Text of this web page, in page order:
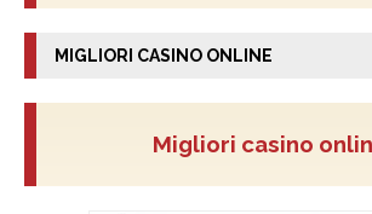
MIGLIORI CASINO ONLINE
Migliori casino